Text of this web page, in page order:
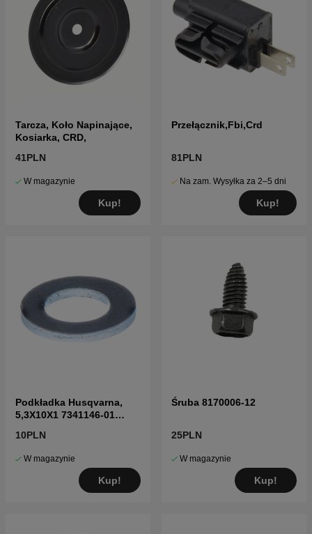
Tarcza, Koło Napinające,
Kosiarka, CRD,
41PLN
W magazynie
Kup!
Przełącznik,Fbi,Crd
81PLN
Na zam. Wysyłka za 2–5 dni
Kup!
Podkładka Husqvarna,
5,3X10X1 7341146-01
10PLN
W magazynie
Kup!
Śruba 8170006-12
25PLN
W magazynie
Kup!